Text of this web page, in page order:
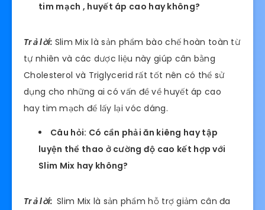
tim mạch , huyết áp cao hay không?
Trả lời: Slim Mix là sản phẩm bào chế hoàn toàn từ
tự nhiên và các dược liệu này giúp cân bằng
Cholesterol và Triglycerid rất tốt nên có thể sử
dụng cho những ai có vấn đề về huyết áp cao
hay tim mạch để lấy lại vóc dáng.
Câu hỏi: Có cần phải ăn kiêng hay tập
luyện thể thao ở cường độ cao kết hợp với
Slim Mix hay không?
Trả lời: Slim Mix là sản phẩm hỗ trợ giảm cân đa